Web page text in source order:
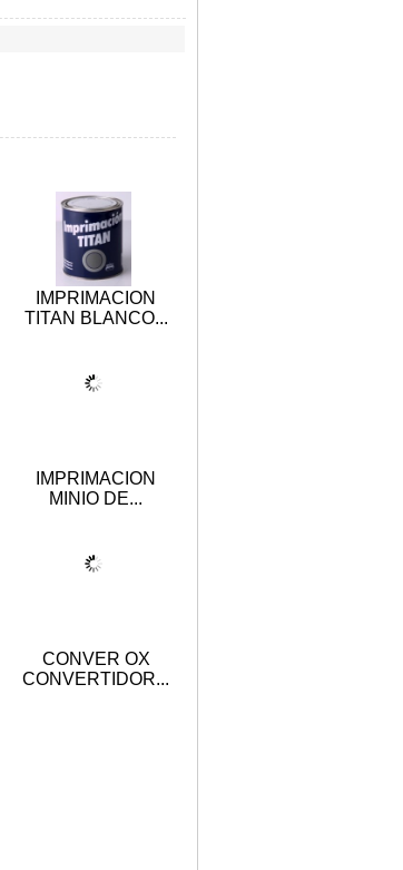
IMPRIMACION
TITAN BLANCO...
IMPRIMACION
MINIO DE...
CONVER OX
CONVERTIDOR...